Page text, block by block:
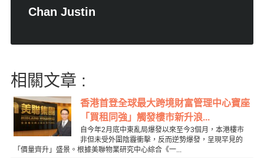
Chan Justin
相關文章 :
香港首登全球最大跨境財富管理中心寶座
「買租同強」觸發樓市新升浪...
自今年2月底中東亂局爆發以來至今3個月，本港樓市
非但未受外圍陰霾衝擊，反而逆勢爆發，呈現罕見的
「價量齊升」盛景。根據美聯物業研究中心綜合《一...